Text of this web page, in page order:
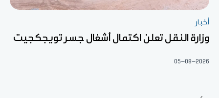
أخبار
وزارة النقل تعلن اكتمال أشغال جسر تويجكجيت
05-08-2026